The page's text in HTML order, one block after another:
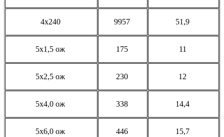
4x240 9957 51,9
5x1,5 ож 175 11
5x2,5 ож 230 12
5x4,0 ож 338 14,4
5x6,0 ож 446 15,7